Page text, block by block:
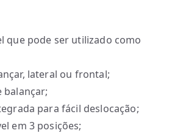
que pode ser utilizado como
lateral ou frontal;
balançar;
para fácil deslocação;
em 3 posições;